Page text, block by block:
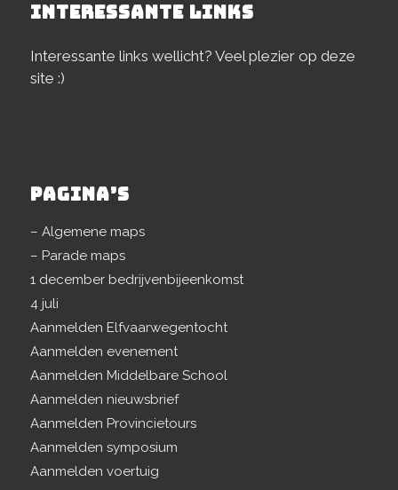
INTERESSANTE LINKS
Interessante links wellicht? Veel plezier op deze
site :)
PAGINA’S
– Algemene maps
– Parade maps
1 december bedrijvenbijeenkomst
4 juli
Aanmelden Elfvaarwegentocht
Aanmelden evenement
Aanmelden Middelbare School
Aanmelden nieuwsbrief
Aanmelden Provincietours
Aanmelden symposium
Aanmelden voertuig